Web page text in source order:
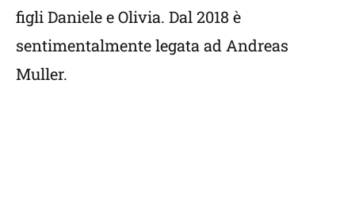
figli Daniele e Olivia. Dal 2018 è
sentimentalmente legata ad Andreas
Muller.